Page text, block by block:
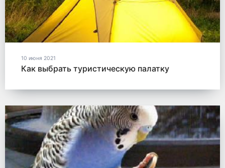
10 июня 2021
Как выбрать туристическую палатку